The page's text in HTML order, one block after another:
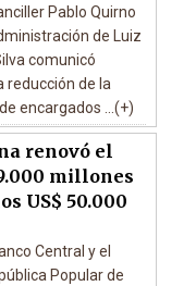
Pablo Quirno
de Luiz
comunicó
de la
encargados ...(+)
renovó el
millones
US$ 50.000
Central y el
Popular de